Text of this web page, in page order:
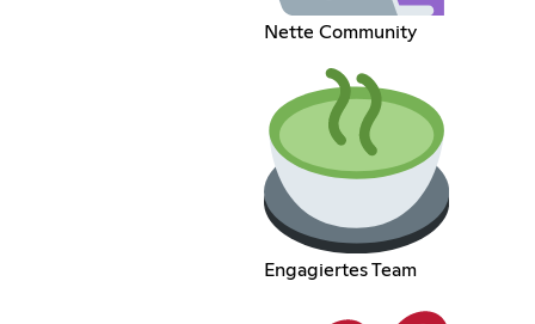
Nette Community
Engagiertes Team